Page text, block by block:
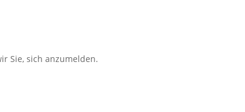
Sie, sich anzumelden.